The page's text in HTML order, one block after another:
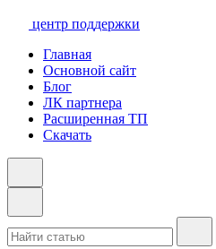
центр поддержки
Главная
Основной сайт
Блог
ЛК партнера
Расширенная ТП
Скачать